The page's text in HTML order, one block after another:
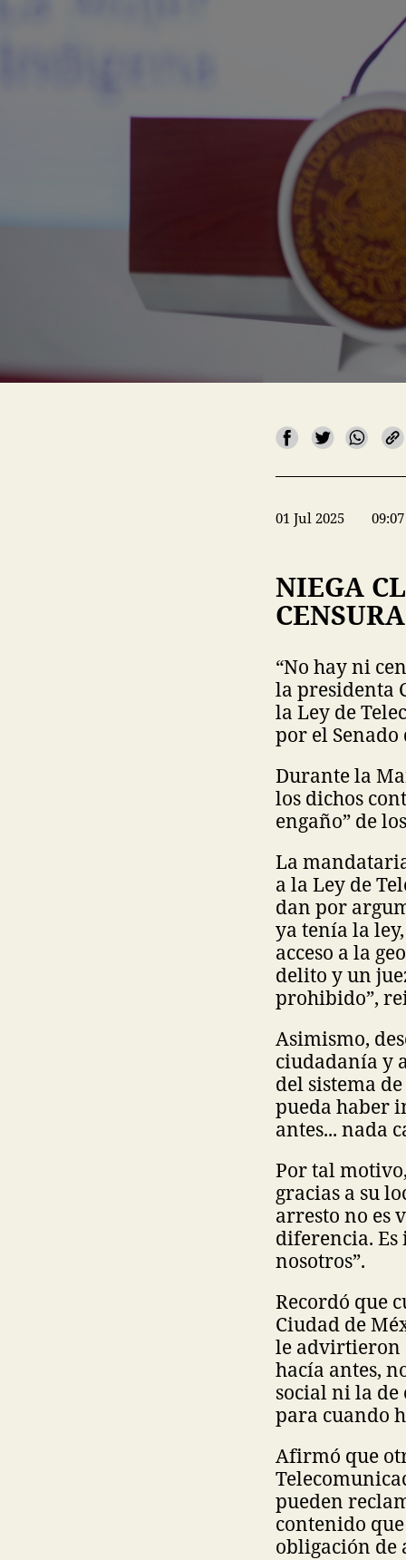
01 Jul 2025 09:07
NIEGA
“No hay ni
la presidenta
la Ley de
por el Senado
Durante la
los dichos
engaño” de
La
a la Ley de
dan por
ya tenía la
acceso a la
delito y un
prohibido”,
Asimismo,
ciudadanía y
del sistema
pueda haber
antes... nada
Por tal
gracias a su
arresto no es
diferencia.
nosotros”.
Recordó que
Ciudad de
le advirtieron
hacía antes,
social ni la
para cuando
Afirmó que
pueden
contenido
obligación de